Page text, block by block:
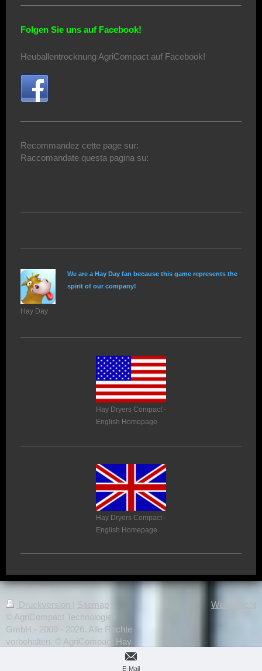
Folgen Sie uns auf Facebook!
Heuballentrocknung AgriCompact auf Facebook!
Recommandez cette page sur:
Raccomandate questa pagina su:
Hay Day
We are a Hay Day fan because this game represents the
spirit of our company!
Hay Dryers Compact -
English Homepage
Hay Dryers Compact -
English Homepage
Druckversion
Sitemap
© AgriCompact Technologies
GmbH - 2009 - 2026. Alle Rechte
vorbehalten. © AgriCompact Hay
Dryers GmbH (operativ) - 2026. Alle
Webansicht
E-Mail